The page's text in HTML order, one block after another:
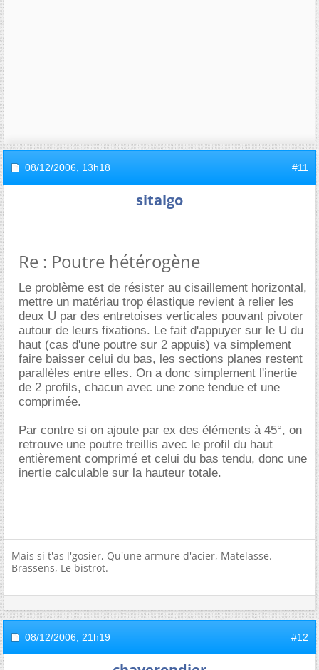
08/12/2006, 13h18 #11
sitalgo
Re : Poutre hétérogène
Le problème est de résister au cisaillement horizontal,
mettre un matériau trop élastique revient à relier les
deux U par des entretoises verticales pouvant pivoter
autour de leurs fixations. Le fait d'appuyer sur le U du
haut (cas d'une poutre sur 2 appuis) va simplement
faire baisser celui du bas, les sections planes restent
parallèles entre elles. On a donc simplement l'inertie
de 2 profils, chacun avec une zone tendue et une
comprimée.
Par contre si on ajoute par ex des éléments à 45°, on
retrouve une poutre treillis avec le profil du haut
entièrement comprimé et celui du bas tendu, donc une
inertie calculable sur la hauteur totale.
Mais si t'as l'gosier, Qu'une armure d'acier, Matelasse.
Brassens, Le bistrot.
08/12/2006, 21h19 #12